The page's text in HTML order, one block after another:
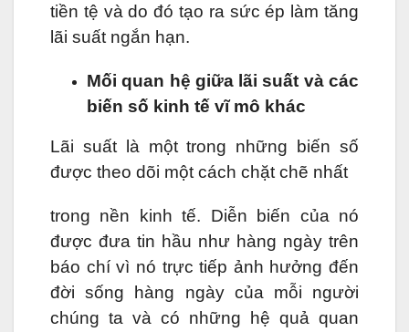
tiền tệ và do đó tạo ra sức ép làm tăng
lãi suất ngắn hạn.
Mối quan hệ giữa lãi suất và các
biến số kinh tế vĩ mô khác
Lãi suất là một trong những biến số
được theo dõi một cách chặt chẽ nhất
trong nền kinh tế. Diễn biến của nó
được đưa tin hầu như hàng ngày trên
báo chí vì nó trực tiếp ảnh hưởng đến
đời sống hàng ngày của mỗi người
chúng ta và có những hệ quả quan